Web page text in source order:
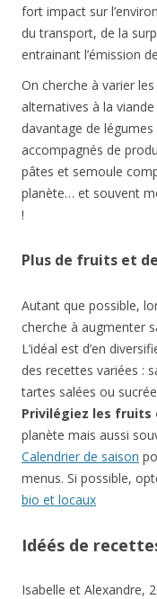
fort impact sur
du transport, de la
entrainant l’émission
On cherche à varier
alternatives à la
davantage de
accompagnés de
pâtes et semoule
planète… et souvent
!
Plus de fruits et
Autant que possible,
cherche à augmenter
L’idéal est d’en
des recettes variées :
tartes salées ou
Privilégiez les fruits
planète mais aussi
Calendrier de saison
menus. Si possible,
bio et locaux
Idéés de
Isabelle et Alexandre,